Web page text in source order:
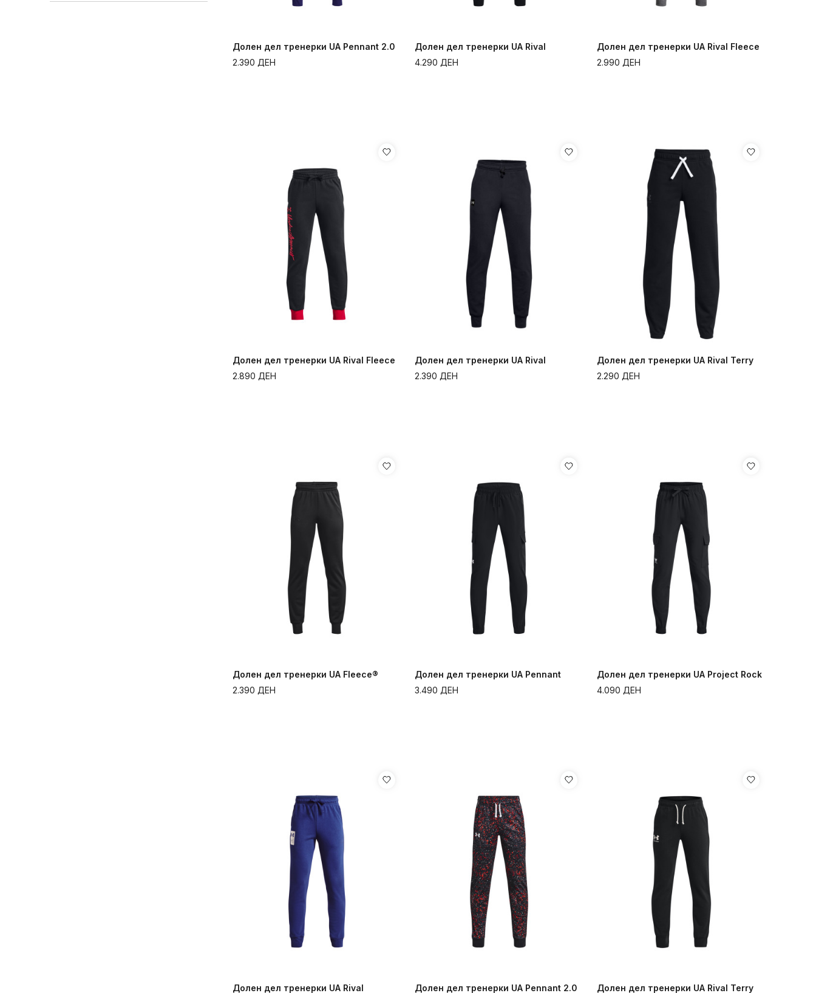
Долен дел тренерки UA Pennant 2.0
2.390 ДЕН
Долен дел тренерки UA Rival
4.290 ДЕН
Долен дел тренерки UA Rival Fleece
2.990 ДЕН
Долен дел тренерки UA Rival Fleece
2.890 ДЕН
Долен дел тренерки UA Rival
2.390 ДЕН
Долен дел тренерки UA Rival Terry
2.290 ДЕН
Долен дел тренерки UA Fleece®
2.390 ДЕН
Долен дел тренерки UA Pennant
3.490 ДЕН
Долен дел тренерки UA Project Rock
4.090 ДЕН
Долен дел тренерки UA Rival
Долен дел тренерки UA Pennant 2.0
Долен дел тренерки UA Rival Terry